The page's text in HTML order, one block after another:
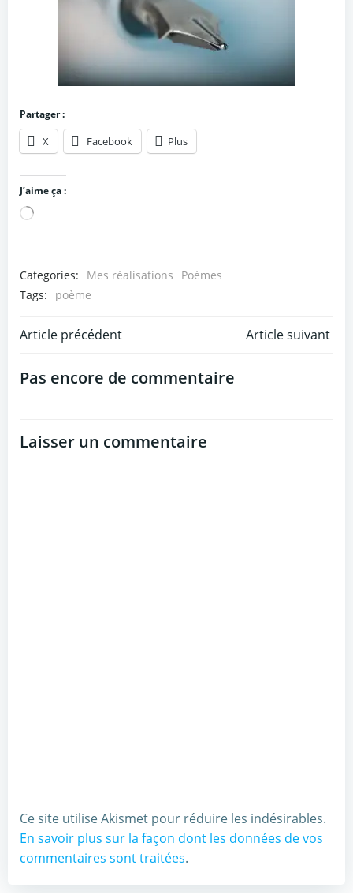
Partager :
X Facebook Plus
J’aime ça :
Chargement…
Categories: Mes réalisations
Poèmes
Tags:
poème
Post
navigation
Article précédent
navigation
Article suivant
Pas encore de commentaire
Laisser un commentaire
Ce site utilise Akismet pour réduire les indésirables.
En savoir plus sur la façon dont les données de vos
commentaires sont traitées.